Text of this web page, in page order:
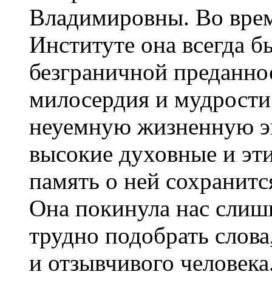
Владимировны. Во
Институте она всегда
безграничной
милосердия и
неуемную жизненную
высокие духовные и
память о ней
Она покинула нас
трудно подобрать
и отзывчивого